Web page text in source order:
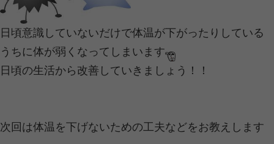
め・男性らしくたくましくいるため
いるのは『酵素』なのです
できるわけではありません